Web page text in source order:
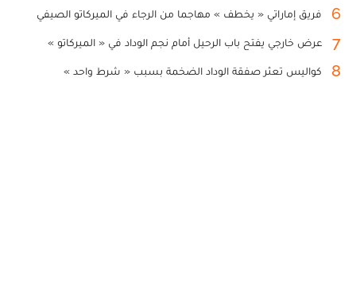
6 فريق إماراتي « يخطف » مهاجما من الرجاء في الميركاتو الصيفي
7 عرض خارجي يفتح باب الرحيل أمام نجم الوداد في « الميركاتو »
8 كواليس تعثر صفقة الوداد الضخمة بسبب « شرط واحد »